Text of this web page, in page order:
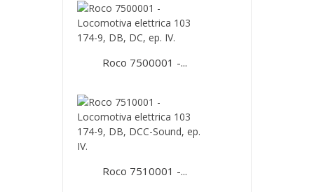
Roco 7500001 -...
Roco 7510001 -...